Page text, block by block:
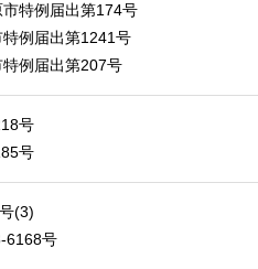
特例届出第174号
例届出第1241号
特例届出第207号
号
号
(3)
6168号